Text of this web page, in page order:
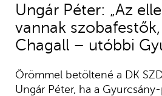
Ungár Péter: „Az
vannak
Chagall – utóbbi
Örömmel betöltené a DK
Ungár Péter, ha a